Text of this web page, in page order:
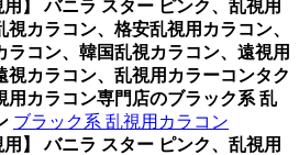
用】 バニラ スター ピンク、乱視用
視カラコン、格安乱視用カラコン、
ラコン、韓国乱視カラコン、遠視用
視カラコン、乱視用カラーコンタク
用カラコン専門店のブラック系 乱
ブラック系 乱視用カラコン
用】 バニラ スター ピンク、乱視用